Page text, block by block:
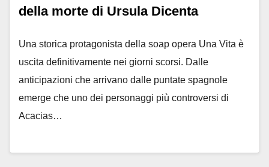
della morte di Ursula Dicenta
Una storica protagonista della soap opera Una Vita è
uscita definitivamente nei giorni scorsi. Dalle
anticipazioni che arrivano dalle puntate spagnole
emerge che uno dei personaggi più controversi di
Acacias…